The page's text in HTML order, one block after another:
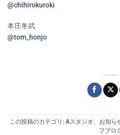
@chihirokuroki
本庄冬武
@tom_honjo
この投稿のカテゴリ: Aスタジオ、 お知ら
フブロ